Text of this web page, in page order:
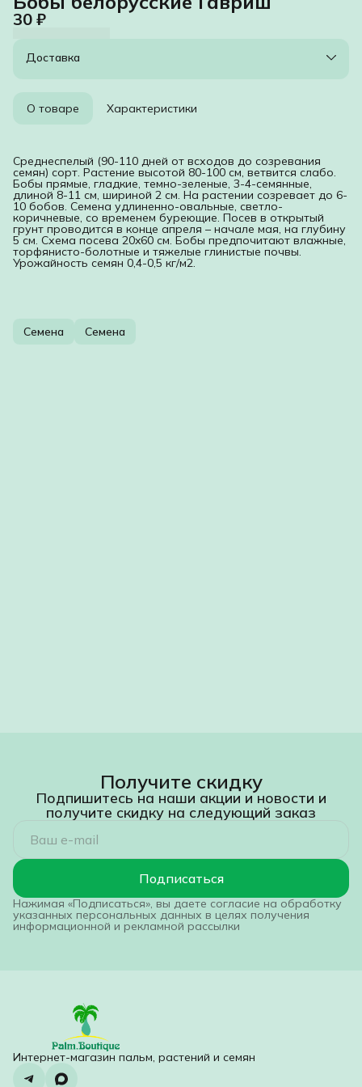
30 ₽
Доставка
О товаре Характеристики
Среднеспелый (90-110 дней от всходов до созревания
семян) сорт. Растение высотой 80-100 см, ветвится слабо.
Бобы прямые, гладкие, темно-зеленые, 3-4-семянные,
длиной 8-11 см, шириной 2 см. На растении созревает до 6-
10 бобов. Семена удлиненно-овальные, светло-
коричневые, со временем буреющие. Посев в открытый
грунт проводится в конце апреля – начале мая, на глубину
5 см. Схема посева 20x60 см. Бобы предпочитают влажные,
торфянисто-болотные и тяжелые глинистые почвы.
Урожайность семян 0,4-0,5 кг/м2.
Семена Семена
Получите скидку
Подпишитесь на наши акции и новости и
получите скидку на следующий заказ
Подписаться
Нажимая «Подписаться», вы даете согласие на обработку
указанных персональных данных в целях получения
информационной и рекламной рассылки
Интернет-магазин пальм, растений и семян